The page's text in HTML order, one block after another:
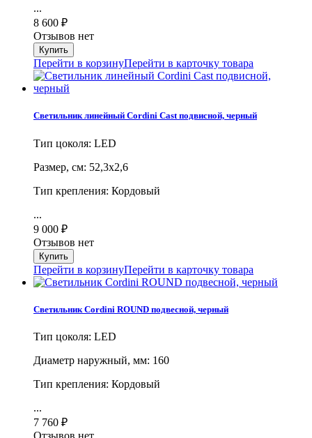
...
8 600 ₽
Отзывов нет
Перейти в корзинуПерейти в карточку товара
Светильник линейный Cordini Cast подвисной, черный
Тип цоколя: LED
Размер, см: 52,3х2,6
Тип крепления: Кордовый
...
9 000 ₽
Отзывов нет
Перейти в корзинуПерейти в карточку товара
Светильник Cordini ROUND подвесной, черный
Тип цоколя: LED
Диаметр наружный, мм: 160
Тип крепления: Кордовый
...
7 760 ₽
Отзывов нет